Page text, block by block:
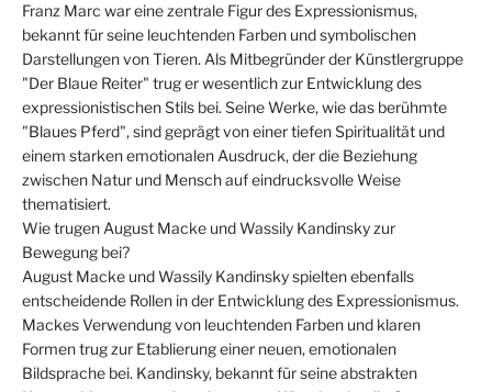
Franz Marc war eine zentrale Figur des Expressionismus,
bekannt für seine leuchtenden Farben und symbolischen
Darstellungen von Tieren. Als Mitbegründer der Künstlergruppe
"Der Blaue Reiter" trug er wesentlich zur Entwicklung des
expressionistischen Stils bei. Seine Werke, wie das berühmte
"Blaues Pferd", sind geprägt von einer tiefen Spiritualität und
einem starken emotionalen Ausdruck, der die Beziehung
zwischen Natur und Mensch auf eindrucksvolle Weise
thematisiert.
Wie trugen August Macke und Wassily Kandinsky zur
Bewegung bei?
August Macke und Wassily Kandinsky spielten ebenfalls
entscheidende Rollen in der Entwicklung des Expressionismus.
Mackes Verwendung von leuchtenden Farben und klaren
Formen trug zur Etablierung einer neuen, emotionalen
Bildsprache bei. Kandinsky, bekannt für seine abstrakten